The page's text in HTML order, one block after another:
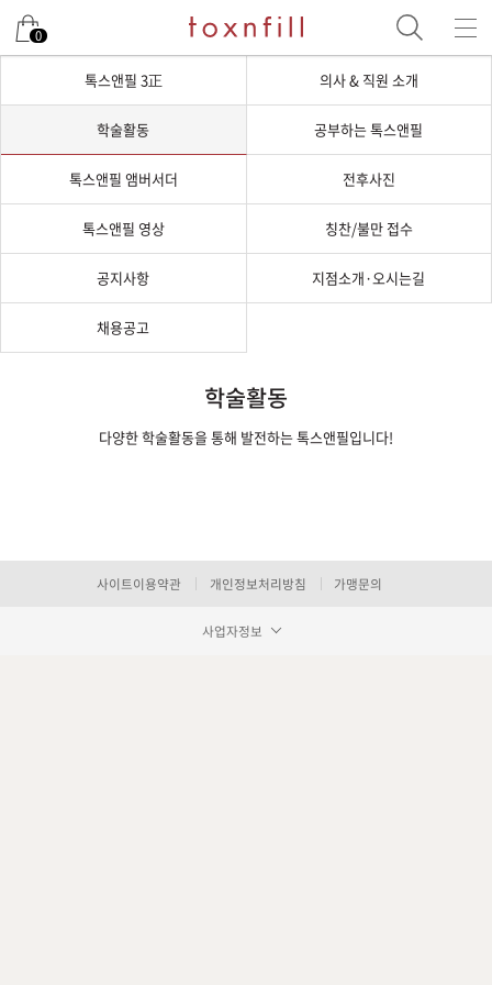
0
톡스앤필 3正 의사 & 직원 소개
학술활동 공부하는 톡스앤필
톡스앤필 앰버서더 전후사진
톡스앤필 영상 칭찬/불만 접수
공지사항 지점소개·오시는길
채용공고
학술활동
다양한 학술활동을 통해 발전하는 톡스앤필입니다!
사이트이용약관 개인정보처리방침 가맹문의
사업자정보